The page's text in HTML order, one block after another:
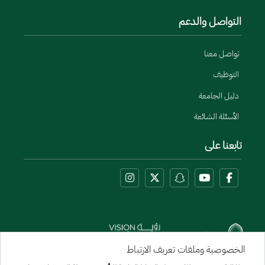
التواصل والدعم
تواصل معنا
التوظيف
دليل الجامعة
الأسئلة الشائعة
تابعنا على
الخصوصية وملفات تعريف الارتباط